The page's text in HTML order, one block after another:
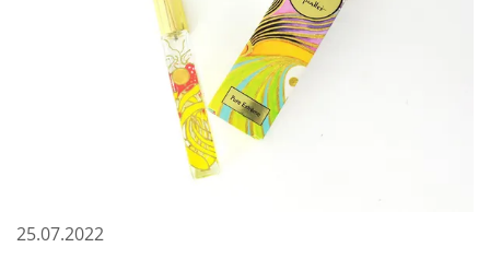
25.07.2022